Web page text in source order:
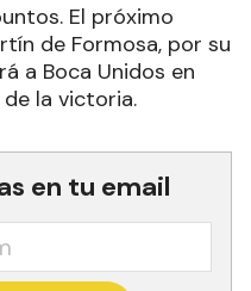
El próximo
de Formosa, por su
a Boca Unidos en
la victoria.
en tu email